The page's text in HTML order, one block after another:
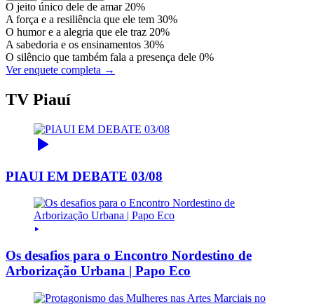
O jeito único dele de amar 20%
A força e a resiliência que ele tem 30%
O humor e a alegria que ele traz 20%
A sabedoria e os ensinamentos 30%
O silêncio que também fala a presença dele 0%
Ver enquete completa →
TV Piauí
PIAUI EM DEBATE 03/08
Os desafios para o Encontro Nordestino de
Arborização Urbana | Papo Eco